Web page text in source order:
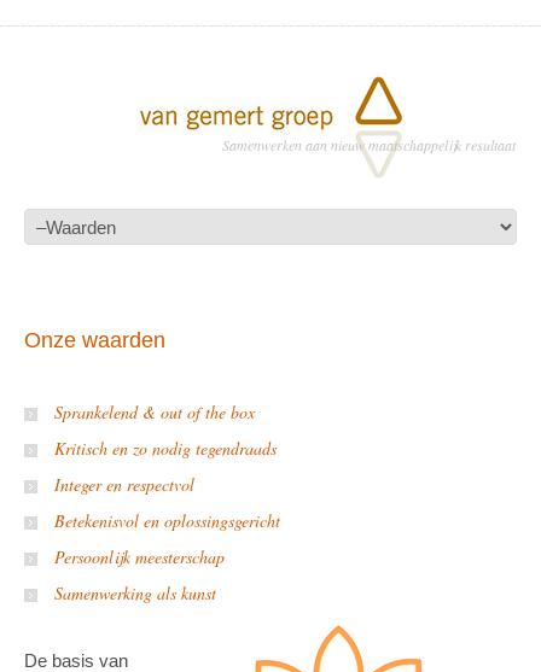
Samenwerken aan nieuw maatschappelijk resultaat
Onze waarden
Sprankelend & out of the box
Kritisch en zo nodig tegendraads
Integer en respectvol
Betekenisvol en oplossingsgericht
Persoonlijk meesterschap
Samenwerking als kunst
De basis van